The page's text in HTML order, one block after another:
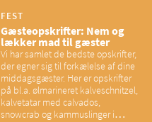
FEST
Gæsteopskrifter: Nem og
lækker mad til gæster
Vi har samlet de bedste opskrifter,
der egner sig til forkælelse af dine
middagsgæster. Her er opskrifter
på bl.a. ølmarineret kalveschnitzel,
kalvetatar med calvados,
snowcrab og kammuslinger i